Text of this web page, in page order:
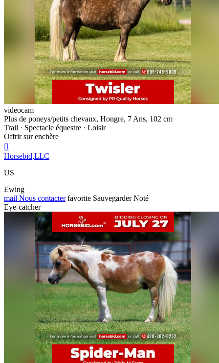
videocam
Plus de poneys/petits chevaux, Hongre, 7 Ans, 102 cm
Trail · Spectacle équestre · Loisir
Offrir sur enchère

Horsebid,LLC
US
Ewing
mail Nous contacter favorite Sauvegarder Noté
Eye-catcher